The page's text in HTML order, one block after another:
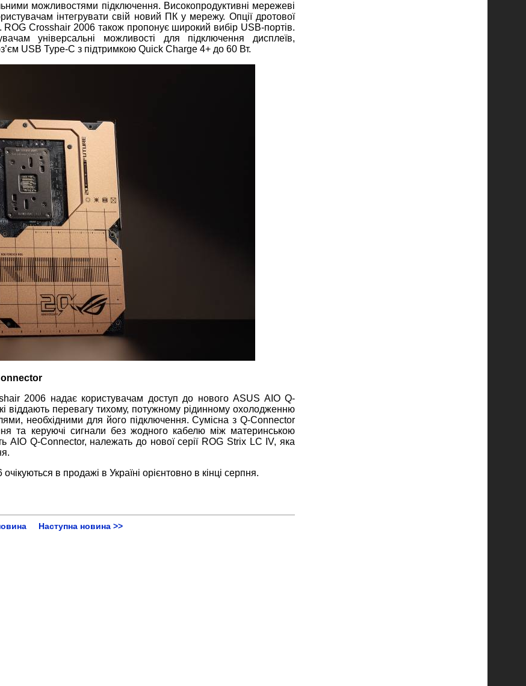
можливостями підключення. Високопродуктивні мережеві
інтегрувати свій новий ПК у мережу. Опції дротової
Crosshair 2006 також пропонує широкий вибір USB-портів.
універсальні можливості для підключення дисплеїв,
USB Type-C з підтримкою Quick Charge 4+ до 60 Вт.
2006 надає користувачам доступ до нового ASUS AIO Q-
віддають перевагу тихому, потужному рідинному охолодженню
необхідними для його підключення. Сумісна з Q-Connector
та керуючі сигнали без жодного кабелю між материнською
Q-Connector, належать до нової серії ROG Strix LC IV, яка
в продажі в Україні орієнтовно в кінці серпня.
Наступна новина >>